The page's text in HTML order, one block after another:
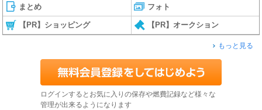
まとめ フォト
【PR】ショッピング 【PR】オークション
もっと見る
ログインするとお気に入りの保存や燃費記録など様々な
管理が出来るようになります